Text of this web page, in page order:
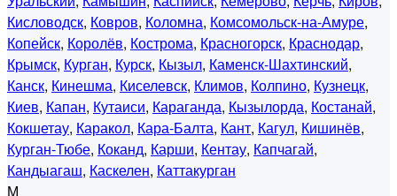
Кисловодск, Ковров, Коломна, Комсомольск-на-Амуре,
Копейск, Королёв, Кострома, Красногорск, Краснодар,
Крымск, Курган, Курск, Кызыл, Каменск-Шахтинский,
Канск, Кинешма, Киселевск, Климов, Колпино, Кузнецк,
Киев, Капан, Кутаиси, Караганда, Кызылорда, Костанай,
Кокшетау, Каракол, Кара-Балта, Кант, Кагул, Кишинёв,
Курган-Тюбе, Коканд, Карши, Кентау, Капчагай,
Кандыагаш, Каскелен, Каттакурган
М